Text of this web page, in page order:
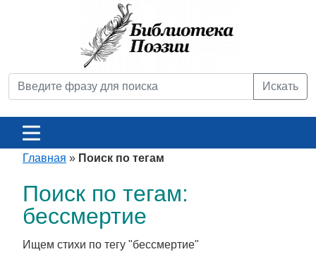
Искать
Главная » Поиск по тегам
Поиск по тегам:
бессмертие
Ищем стихи по тегу "бессмертие"